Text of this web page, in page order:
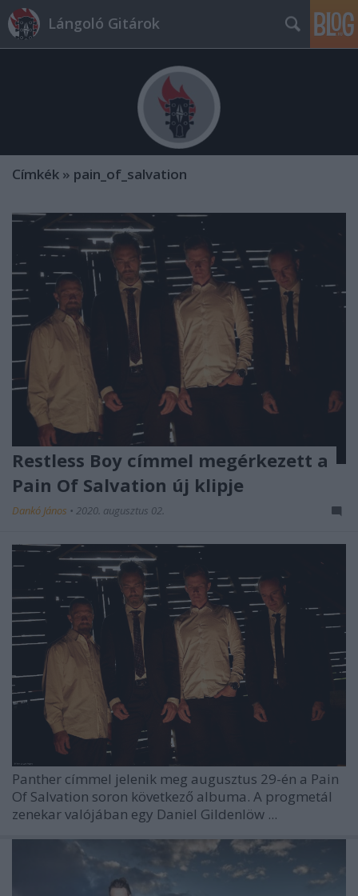
Lángoló Gitárok
Címkék » pain_of_salvation
Restless Boy címmel megérkezett a
Pain Of Salvation új klipje
Dankó János • 2020. augusztus 02.
Panther címmel jelenik meg augusztus 29-én a Pain
Of Salvation soron következő albuma. A progmetál
zenekar valójában egy Daniel Gildenlöw ...